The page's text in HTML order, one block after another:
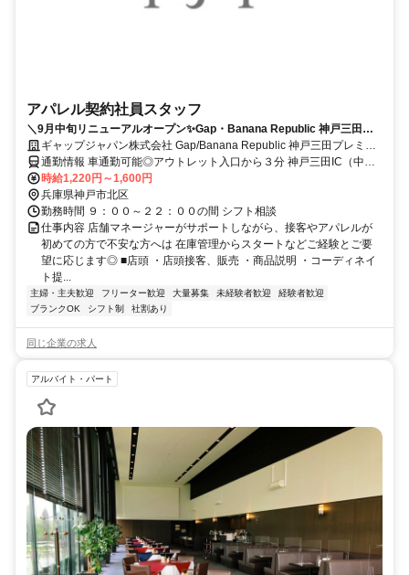
アパレル契約社員スタッフ
＼9月中旬リニューアルオープン✨Gap・Banana Republic 神戸三田プ
レミアムアウトレット契約社員スタッフ✨大募集／
ギャップジャパン株式会社 Gap/Banana Republic 神戸三田プレミア
ムアウトレット
通勤情報 車通勤可能◎アウトレット入口から３分 神戸三田IC（中国
自動車道）から約3km、車で約10分 ／ JR宝塚線で三田駅まで → 三
田駅10番バス乗り場から神戸三田アウトレット行きバス 所要時間：
バス約20分
時給1,220円～1,600円
兵庫県神戸市北区
勤務時間 ９：００～２２：００の間 シフト相談
仕事内容 店舗マネージャーがサポートしながら、接客やアパレルが
初めての方で不安な方へは 在庫管理からスタートなどご経験とご要
望に応じます◎ ■店頭 ・店頭接客、販売 ・商品説明 ・コーディネイ
ト提...
主婦・主夫歓迎 フリーター歓迎 大量募集 未経験者歓迎
経験者歓迎
ブランクOK
シフト制 社割あり
同じ企業の求人
アルバイト・パート